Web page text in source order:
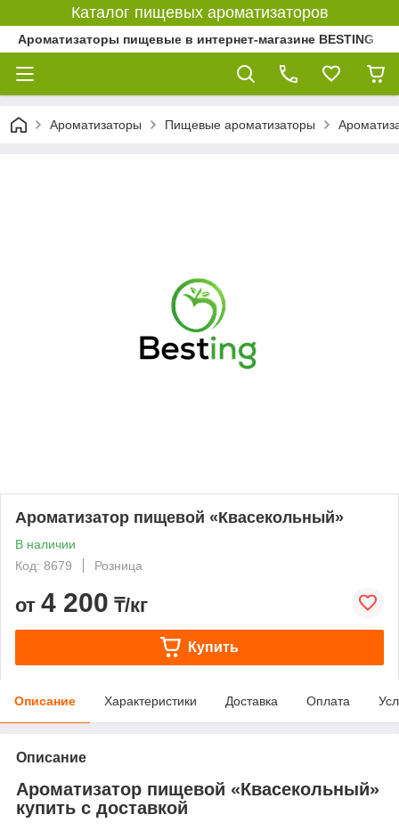
Каталог пищевых ароматизаторов
Ароматизаторы пищевые в интернет-магазине BESTING
Ароматизаторы Пищевые ароматизаторы
Ароматизатор пищевой «Квасекольный»
В наличии
Код: 8679
Розница
от 4 200 ₸/кг
Купить
Описание Характеристики Доставка Оплата
Описание
Ароматизатор пищевой «Квасекольный»
купить с доставкой